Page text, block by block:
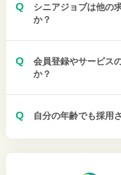
Q
シニアジョブは他の
か？
Q
会員登録やサービス
か？
Q 自分の年齢でも採用